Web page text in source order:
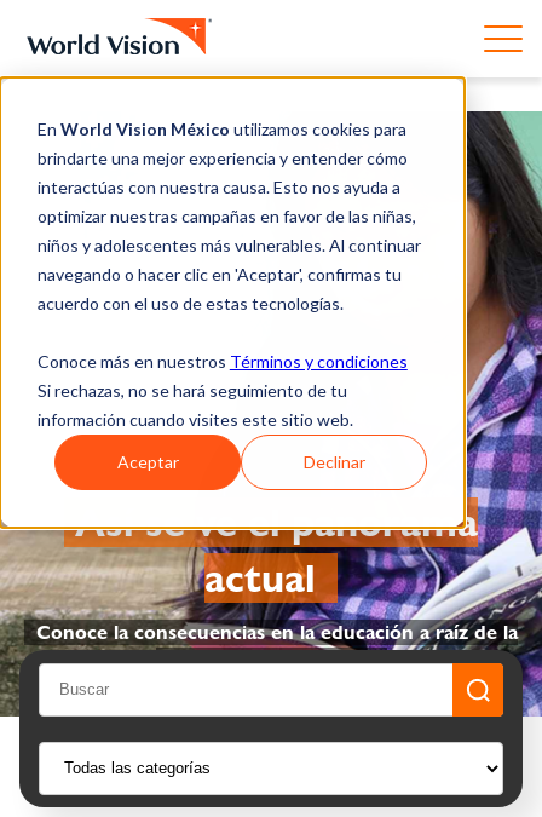
En World Vision México utilizamos cookies para
brindarte una mejor experiencia y entender cómo
interactúas con nuestra causa. Esto nos ayuda a
optimizar nuestras campañas en favor de las niñas,
niños y adolescentes más vulnerables. Al continuar
navegando o hacer clic en 'Aceptar', confirmas tu
acuerdo con el uso de estas tecnologías.
Conoce más en nuestros Términos y condiciones
Si rechazas, no se hará seguimiento de tu
información cuando visites este sitio web.
Aceptar Declinar
Así se ve el panorama
actual
Conoce la consecuencias en la educación a raíz de la
pandemia por Covid-19